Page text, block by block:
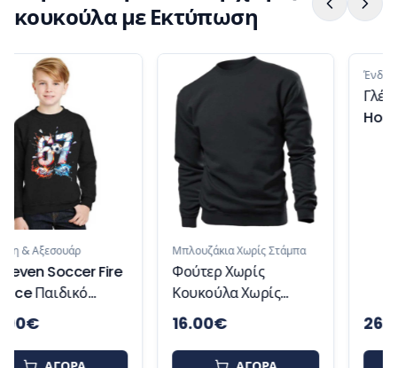
κουκούλα με Εκτύπωση
Μπλουζάκια Χωρίς Στάμπα
Φούτερ Χωρίς
Κουκούλα Χωρίς
Στάμπα Ελληνικής
Κατασκευής Basic
Unisex
16.00
Ένδυση & Αξεσουάρ
Γλέντια Loading
Hoodie
26.00